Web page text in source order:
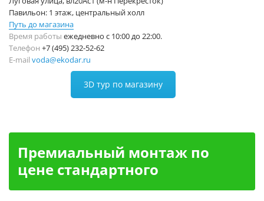
Павильон: 1 этаж, центральный холл
Путь до магазина
Время работы ежедневно с 10:00 до 22:00.
Телефон +7 (495) 232-52-62
E-mail voda@ekodar.ru
3D тур по магазину
Премиальный монтаж по
цене стандартного